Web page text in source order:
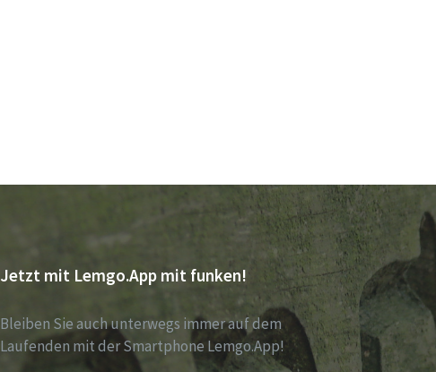
Jetzt mit Lemgo.App mit funken!
Bleiben Sie auch unterwegs immer auf dem
Laufenden mit der Smartphone Lemgo.App!